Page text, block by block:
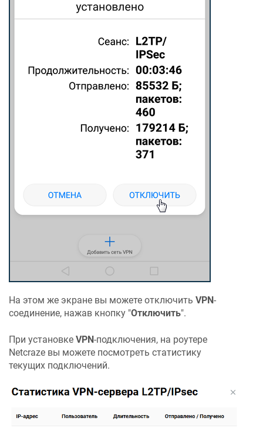
На этом же экране вы можете отключить VPN-
соединение, нажав кнопку "Отключить".
При установке VPN-подключения, на роутере
Netcraze вы можете посмотреть статистику
текущих подключений.